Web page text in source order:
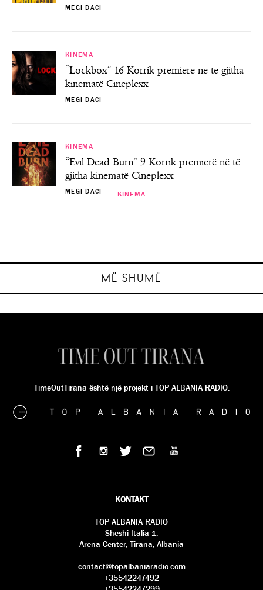
MEGI DACI
KINEMA
“Lockbox” 16 Korrik premierë në të gjitha
kinematë Cineplexx
MEGI DACI
KINEMA
“Evil Dead Burn” 9 Korrik premierë në të
gjitha kinematë Cineplexx
MEGI DACI
MË SHUMË
KINEMA
KINEMA
KINEMA
KINEMA
TimeOutTirana është një projekt i TOP ALBANIA RADIO.
KONTAKT
TOP ALBANIA RADIO
Sheshi Italia 1,
Arena Center, Tirana, Albania
contact@topalbaniaradio.com
+35542247492